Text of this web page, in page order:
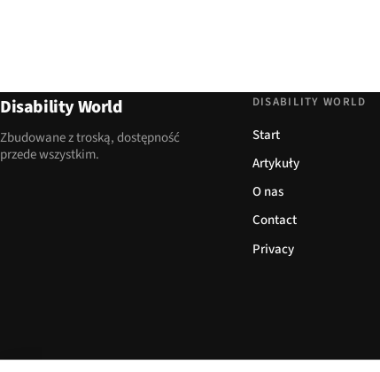
Disability World
Zbudowane z troską, dostępność
przede wszystkim.
DISABILITY WORLD
Start
Artykuły
O nas
Contact
Privacy